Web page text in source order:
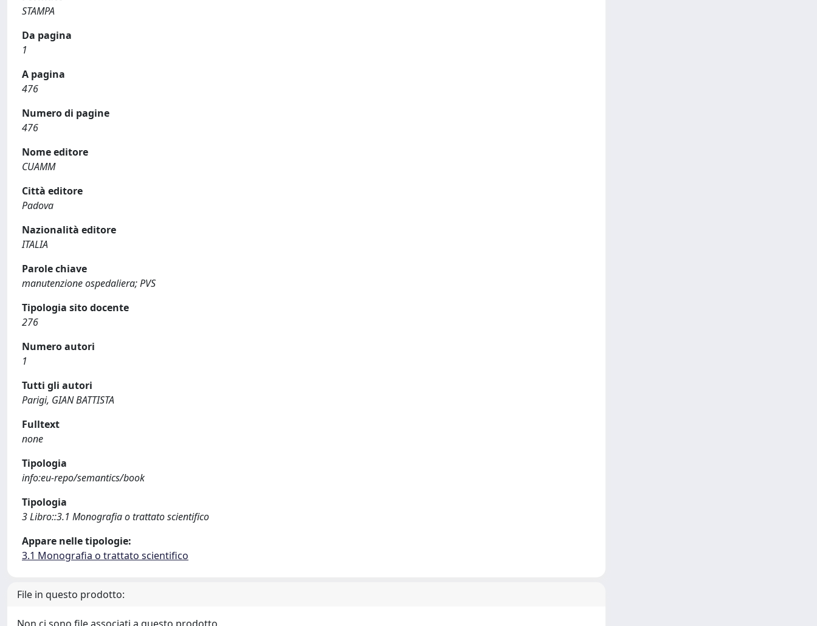
STAMPA
Da pagina
1
A pagina
476
Numero di pagine
476
Nome editore
CUAMM
Città editore
Padova
Nazionalità editore
ITALIA
Parole chiave
manutenzione ospedaliera; PVS
Tipologia sito docente
276
Numero autori
1
Tutti gli autori
Parigi, GIAN BATTISTA
Fulltext
none
Tipologia
info:eu-repo/semantics/book
Tipologia
3 Libro::3.1 Monografia o trattato scientifico
Appare nelle tipologie:
3.1 Monografia o trattato scientifico
File in questo prodotto: